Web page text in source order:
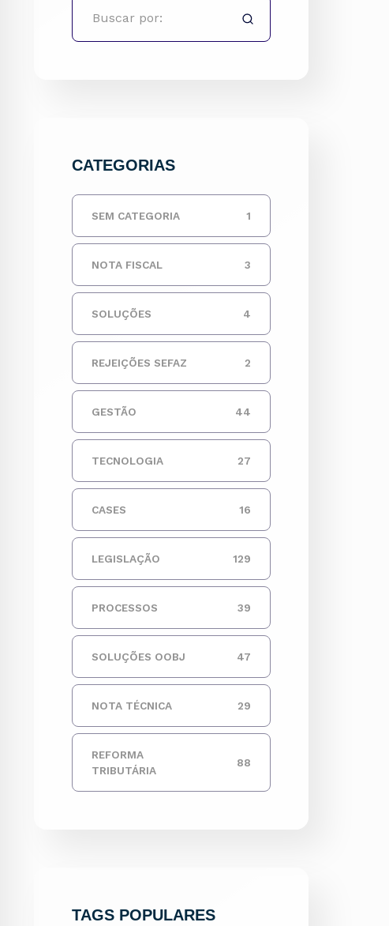
CATEGORIAS
SEM CATEGORIA 1
NOTA FISCAL 3
SOLUÇÕES 4
REJEIÇÕES SEFAZ 2
GESTÃO 44
TECNOLOGIA 27
CASES 16
LEGISLAÇÃO 129
PROCESSOS 39
SOLUÇÕES OOBJ 47
NOTA TÉCNICA 29
REFORMA
TRIBUTÁRIA
88
TAGS POPULARES